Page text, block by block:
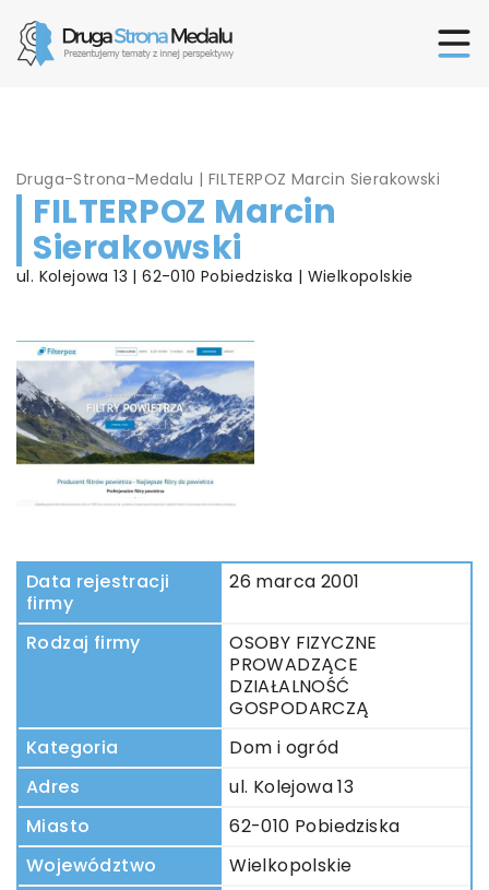
Druga-Strona-Medalu | FILTERPOZ Marcin Sierakowski
FILTERPOZ Marcin
Sierakowski
ul. Kolejowa 13 | 62-010 Pobiedziska | Wielkopolskie
Data rejestracji
firmy
26 marca 2001
Rodzaj firmy
OSOBY FIZYCZNE
PROWADZĄCE
DZIAŁALNOŚĆ
GOSPODARCZĄ
Kategoria
Dom i ogród
Adres
ul. Kolejowa 13
Miasto
62-010 Pobiedziska
Województwo
Wielkopolskie